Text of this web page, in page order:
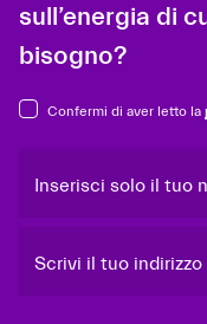
sull’energia di
bisogno?
Confermi di aver letto la
Inserisci solo il tuo
Scrivi il tuo indirizzo